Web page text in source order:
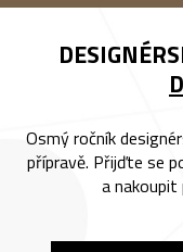
Osmý ročník
přípravě. Přijďte se
a